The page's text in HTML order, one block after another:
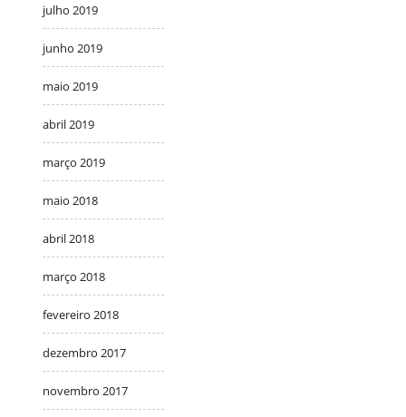
julho 2019
junho 2019
maio 2019
abril 2019
março 2019
maio 2018
abril 2018
março 2018
fevereiro 2018
dezembro 2017
novembro 2017